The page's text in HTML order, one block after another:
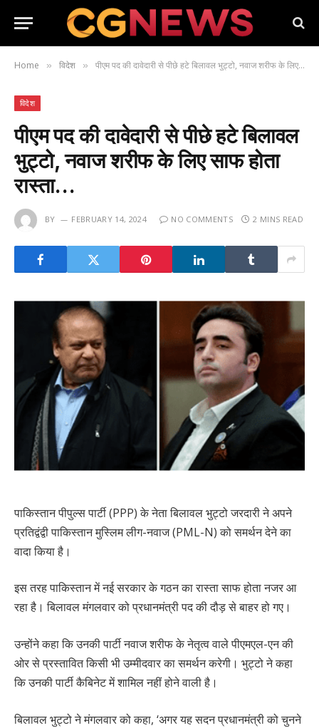
Home » विदेश » पीएम पद की दावेदारी से पीछे हटे बिलावल भुट्टो, नवाज शरीफ के लिए साफ होता रास्ता…
विदेश
पीएम पद की दावेदारी से पीछे हटे बिलावल
भुट्टो, नवाज शरीफ के लिए साफ होता
रास्ता…
BY FEBRUARY 14, 2024 NO COMMENTS 2 MINS READ
पाकिस्तान पीपुल्स पार्टी (PPP) के नेता बिलावल भुट्टो जरदारी ने अपने
प्रतिद्वंद्वी पाकिस्तान मुस्लिम लीग-नवाज (PML-N) को समर्थन देने का
वादा किया है।
इस तरह पाकिस्तान में नई सरकार के गठन का रास्ता साफ होता नजर आ
रहा है। बिलावल मंगलवार को प्रधानमंत्री पद की दौड़ से बाहर हो गए।
उन्होंने कहा कि उनकी पार्टी नवाज शरीफ के नेतृत्व वाले पीएमएल-एन की
ओर से प्रस्तावित किसी भी उम्मीदवार का समर्थन करेगी। भुट्टो ने कहा
कि उनकी पार्टी कैबिनेट में शामिल नहीं होने वाली है।
बिलावल भुट्टो ने मंगलवार को कहा, ‘अगर यह सदन प्रधानमंत्री को चुनने